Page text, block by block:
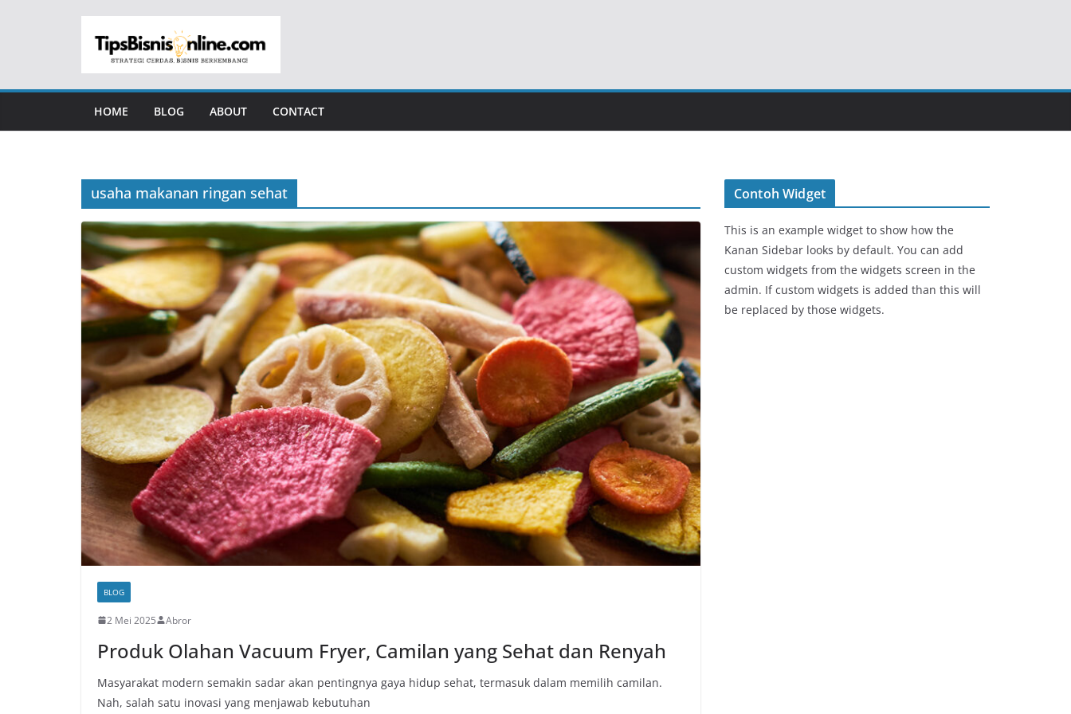
HOME BLOG ABOUT CONTACT
usaha makanan ringan sehat
BLOG
2 Mei 2025 Abror
Produk Olahan Vacuum Fryer, Camilan yang Sehat dan Renyah
Masyarakat modern semakin sadar akan pentingnya gaya hidup sehat, termasuk dalam memilih camilan.
Nah, salah satu inovasi yang menjawab kebutuhan
Contoh Widget
This is an example widget to show how the
Kanan Sidebar looks by default. You can add
custom widgets from the widgets screen in the
admin. If custom widgets is added than this will
be replaced by those widgets.